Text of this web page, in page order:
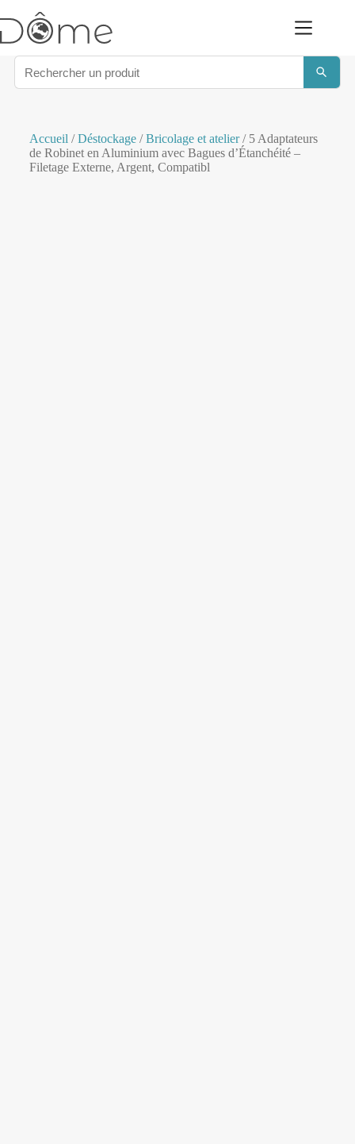
Accueil /Déstockage/Bricolage et atelier/ 5 Adaptateurs
de Robinet en Aluminium avec Bagues d’Étanchéité –
Filetage Externe, Argent, Compatibl